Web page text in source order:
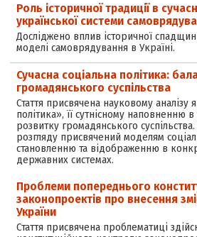
Роль історичної традиції в
української системи
Досліджено вплив історичної
моделі самоврядування в Україні.
Сучасна соціальна політика:
громадянського суспільства
Стаття присвячена науковому аналізу
політика», її сутнісному наповненню
розвитку громадянського
розгляду присвячений моделям
становленню та відображенню в
державних системах.
Проблеми попереднього
законопроектів про внесення
України
Стаття присвячена проблематиці